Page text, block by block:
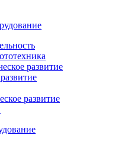
развитие
развитие